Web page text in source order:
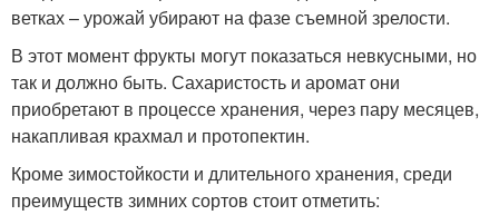
Яблоки на
дегустационном
марафоне
Яблоки для
подмосковья
ветках – урожай убирают на фазе съемной зрелости.
В этот момент фрукты могут показаться невкусными, но
так и должно быть. Сахаристость и аромат они
приобретают в процессе хранения, через пару месяцев,
накапливая крахмал и протопектин.
Кроме зимостойкости и длительного хранения, среди
преимуществ зимних сортов стоит отметить: